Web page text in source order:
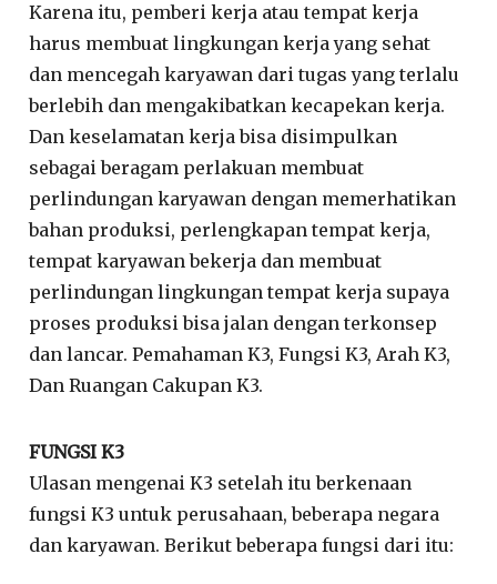
Karena itu, pemberi kerja atau tempat kerja
harus membuat lingkungan kerja yang sehat
dan mencegah karyawan dari tugas yang terlalu
berlebih dan mengakibatkan kecapekan kerja.
Dan keselamatan kerja bisa disimpulkan
sebagai beragam perlakuan membuat
perlindungan karyawan dengan memerhatikan
bahan produksi, perlengkapan tempat kerja,
tempat karyawan bekerja dan membuat
perlindungan lingkungan tempat kerja supaya
proses produksi bisa jalan dengan terkonsep
dan lancar. Pemahaman K3, Fungsi K3, Arah K3,
Dan Ruangan Cakupan K3.
FUNGSI K3
Ulasan mengenai K3 setelah itu berkenaan
fungsi K3 untuk perusahaan, beberapa negara
dan karyawan. Berikut beberapa fungsi dari itu: